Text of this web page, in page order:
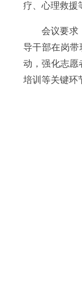
疗、心理救援
会议要求
导干部在岗
动，强化志愿
培训等关键环